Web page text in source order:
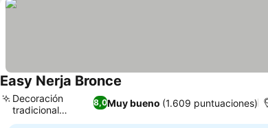
Easy Nerja Bronce
8,0Muy bueno (1.609 puntuaciones)
Decoración
tradicional
andaluza